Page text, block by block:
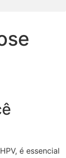
é essencial